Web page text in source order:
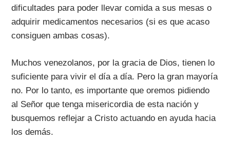
dificultades para poder llevar comida a sus mesas o
adquirir medicamentos necesarios (si es que acaso
consiguen ambas cosas).
Muchos venezolanos, por la gracia de Dios, tienen lo
suficiente para vivir el día a día. Pero la gran mayoría
no. Por lo tanto, es importante que oremos pidiendo
al Señor que tenga misericordia de esta nación y
busquemos reflejar a Cristo actuando en ayuda hacia
los demás.